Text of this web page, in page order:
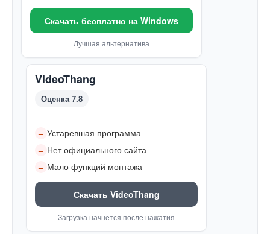
Скачать бесплатно на Windows
Лучшая альтернатива
VideoThang
Оценка 7.8
– Устаревшая программа
– Нет официального сайта
– Мало функций монтажа
Скачать VideoThang
Загрузка начнётся после нажатия